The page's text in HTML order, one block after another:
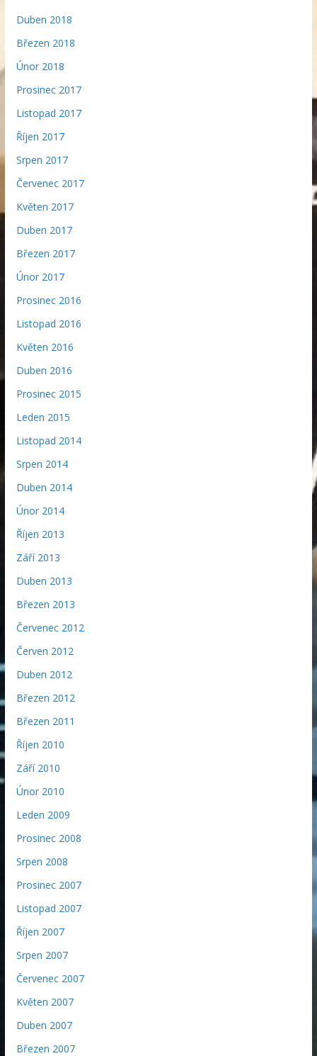
Duben 2018
Březen 2018
Únor 2018
Prosinec 2017
Listopad 2017
Říjen 2017
Srpen 2017
Červenec 2017
Květen 2017
Duben 2017
Březen 2017
Únor 2017
Prosinec 2016
Listopad 2016
Květen 2016
Duben 2016
Prosinec 2015
Leden 2015
Listopad 2014
Srpen 2014
Duben 2014
Únor 2014
Říjen 2013
Září 2013
Duben 2013
Březen 2013
Červenec 2012
Červen 2012
Duben 2012
Březen 2012
Březen 2011
Říjen 2010
Září 2010
Únor 2010
Leden 2009
Prosinec 2008
Srpen 2008
Prosinec 2007
Listopad 2007
Říjen 2007
Srpen 2007
Červenec 2007
Květen 2007
Duben 2007
Březen 2007